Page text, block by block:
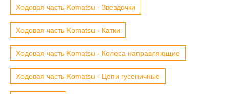
Ходовая часть Komatsu - Звездочки
Ходовая часть Komatsu - Катки
Ходовая часть Komatsu - Колеса направляющие
Ходовая часть Komatsu - Цепи гусеничные